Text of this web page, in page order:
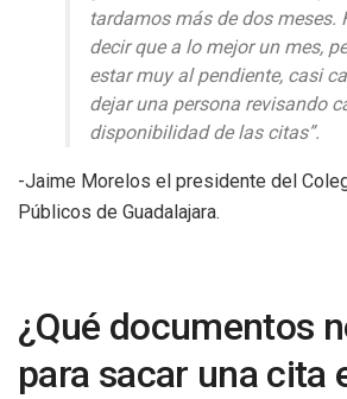
tardamos más de dos meses.
decir que a lo mejor un mes,
estar muy al pendiente, casi
dejar una persona revisando
disponibilidad de las citas”.
-Jaime Morelos el presidente del
Públicos de Guadalajara.
¿Qué documentos
para sacar una cita